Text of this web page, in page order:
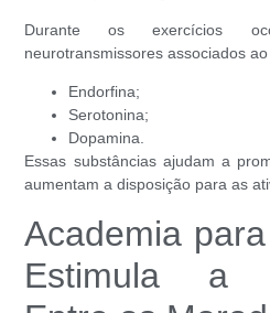
Durante os exercícios
neurotransmissores associados
Endorfina;
Serotonina;
Dopamina.
Essas substâncias ajudam a
aumentam a disposição para as
Academia
Estimula a